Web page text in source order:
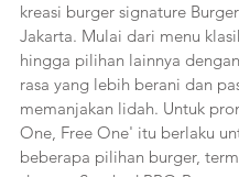
kreasi burger signature
Jakarta. Mulai dari menu
hingga pilihan lainnya
rasa yang lebih berani dan
memanjakan lidah. Untuk
One, Free One' itu berlaku
beberapa pilihan burger,